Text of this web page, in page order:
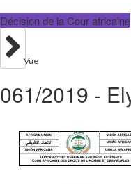
Décision de la Cour africaine
Vue
061/2019 -